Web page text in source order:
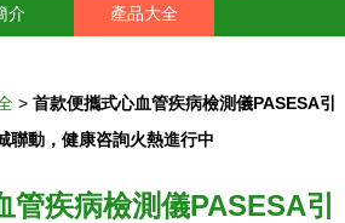
介 產品大全
> 首款便攜式心血管疾病檢測儀PASESA引
聯動，健康咨詢火熱進行中
管疾病檢測儀PASESA引